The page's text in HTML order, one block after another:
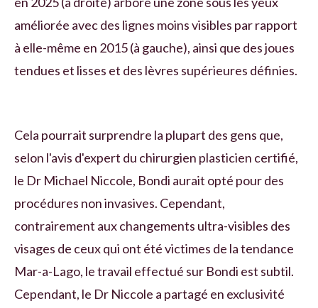
améliorée avec des lignes moins visibles par rapport
à elle-même en 2015 (à gauche), ainsi que des joues
tendues et lisses et des lèvres supérieures définies.
Cela pourrait surprendre la plupart des gens que,
selon l'avis d'expert du chirurgien plasticien certifié,
le Dr Michael Niccole, Bondi aurait opté pour des
procédures non invasives. Cependant,
contrairement aux changements ultra-visibles des
visages de ceux qui ont été victimes de la tendance
Mar-a-Lago, le travail effectué sur Bondi est subtil.
Cependant, le Dr Niccole a partagé en exclusivité